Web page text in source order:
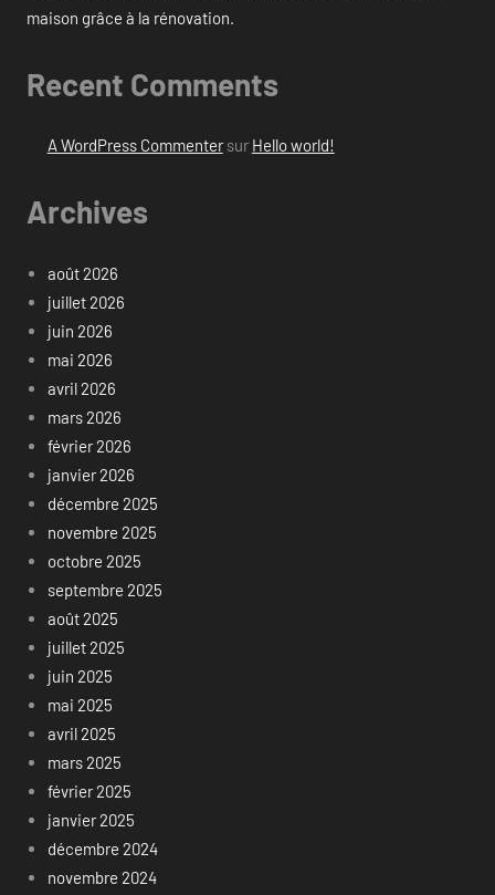
maison grâce à la rénovation.
Recent Comments
A WordPress Commentersur Hello world!
Archives
août 2026
juillet 2026
juin 2026
mai 2026
avril 2026
mars 2026
février 2026
janvier 2026
décembre 2025
novembre 2025
octobre 2025
septembre 2025
août 2025
juillet 2025
juin 2025
mai 2025
avril 2025
mars 2025
février 2025
janvier 2025
décembre 2024
novembre 2024